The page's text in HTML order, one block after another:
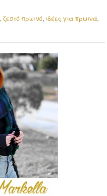
,ζεστό πρωινό, ιδέες για πρωινά,